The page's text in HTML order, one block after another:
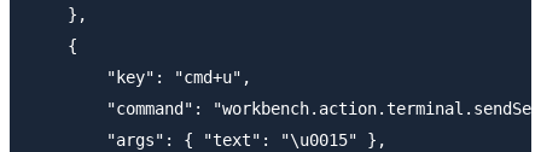
    },
    {
        "key": "cmd+u",
"command":
        "args": { "text": "\u0015" },